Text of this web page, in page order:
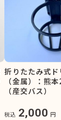
折りたたみ式
（金属）：熊
（産交バス）
税込 2,000 円